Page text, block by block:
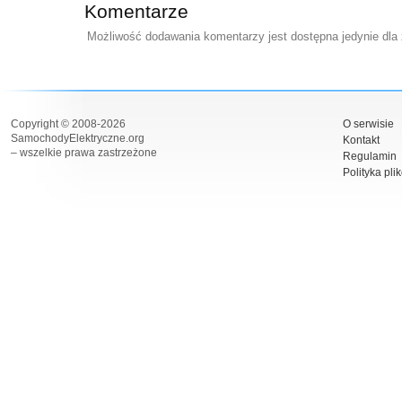
Komentarze
Możliwość dodawania komentarzy jest dostępna jedynie
Copyright © 2008-2026
SamochodyElektryczne.org
– wszelkie prawa zastrzeżone
O serwisie
Kontakt
Regulamin
Polityka